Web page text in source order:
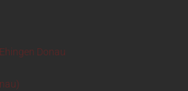
Donau